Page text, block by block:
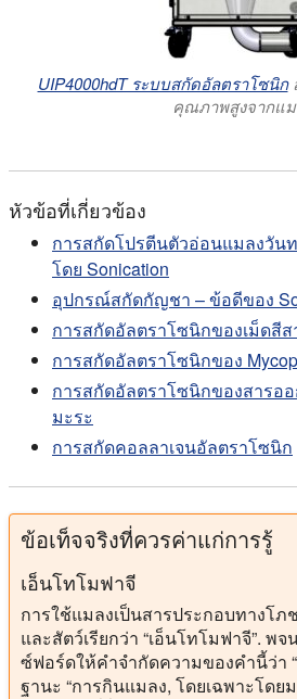
UIP4000hdT ระบบสกัดอัลตราโซนิก
คุณภาพสูงจากแ
หัวข้อที่เกี่ยวข้อง
การสกัดโปรตีนตัวอ่อนแมลงวัน
โดย Sonication
อุปกรณ์สกัดกัญชา – ข้อดีของ
การสกัดอัลตราโซนิกของเม็ดสี
การสกัดอัลตราโซนิกของ
การสกัดอัลตราโซนิกของสารอ
มะระ
การสกัดคอลลาเจนอัลตราโซนิก
ข้อเท็จจริงที่ควรค่าแก่การรู้
เอ็นโทโมฟาจี
การใช้แมลงเป็นสารประกอบทางโภ
และสัตว์เรียกว่า “เอ็นโทโมฟาจี”. พ
ซ์ฟอร์ดให้คำจำกัดความของคำนี้ว่า
ฐานะ “การกินแมลง, โดยเฉพาะโดย